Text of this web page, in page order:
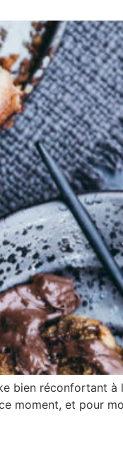
bien réconfortant
moment, et pour